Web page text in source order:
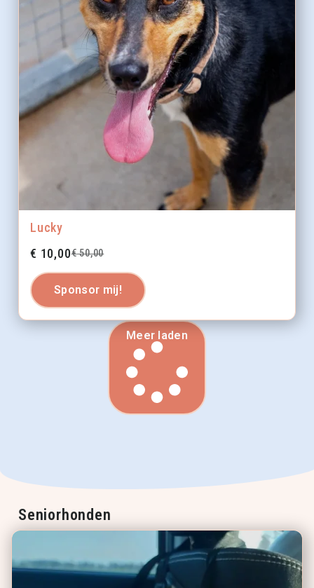
Lucky
€50,00
€ 10,00
Sponsor mij!
Meer laden
Seniorhonden